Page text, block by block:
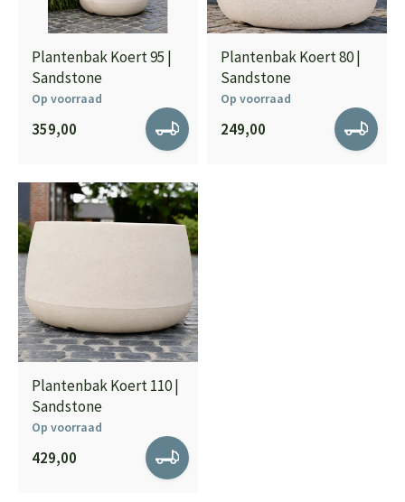
Plantenbak Koert 95 |
Sandstone
Op voorraad
359,00
Plantenbak Koert 80 |
Sandstone
Op voorraad
249,00
Plantenbak Koert 110 |
Sandstone
Op voorraad
429,00